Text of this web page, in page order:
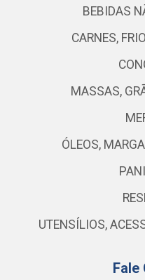
BEBIDAS
CARNES,
MASSAS,
ÓLEOS,
UTENSÍLIOS,
Fale